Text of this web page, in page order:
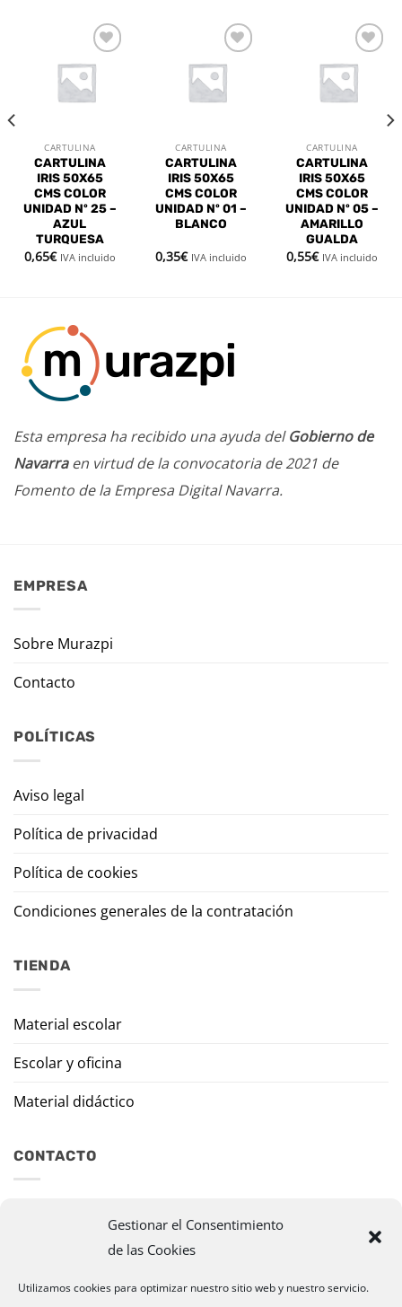
Gestionar el Consentimiento
de las Cookies
Utilizamos cookies para optimizar nuestro sitio web y nuestro servicio.
Añadir
lista de
deseos
CARTULINA
CARTULINA
IRIS 50X65
CMS COLOR
UNIDAD Nº 25 –
AZUL
TURQUESA
0,65€ IVA incluido
Añadir
lista de
deseos
CARTULINA
CARTULINA
IRIS 50X65
CMS COLOR
UNIDAD Nº 01 –
BLANCO
0,35€ IVA incluido
Añadir
lista de
deseos
CARTULINA
CARTULINA
IRIS 50X65
CMS COLOR
UNIDAD Nº 05 –
AMARILLO
GUALDA
0,55€ IVA incluido
Esta empresa ha recibido una ayuda delGobierno de
Navarraen virtud de la convocatoria de 2021 de
Fomento de la Empresa Digital Navarra.
EMPRESA
Sobre Murazpi
Contacto
POLÍTICAS
Aviso legal
Política de privacidad
Política de cookies
Condiciones generales de la contratación
TIENDA
Material escolar
Escolar y oficina
Material didáctico
CONTACTO
murazpi@murazpi.com
948 234 436 – 623 195 518